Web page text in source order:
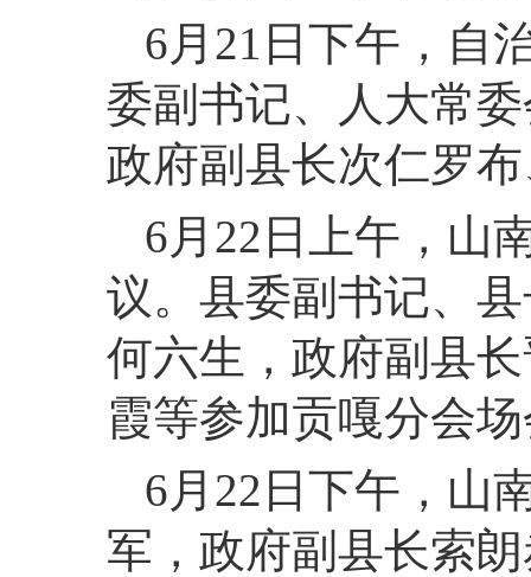
6月21日下午，自
委副书记、人大常
政府副县长次仁罗
6月22日上午，山
议。县委副书记、
何六生，政府副县
霞等参加贡嘎分会
6月22日下午，山
军，政府副县长索